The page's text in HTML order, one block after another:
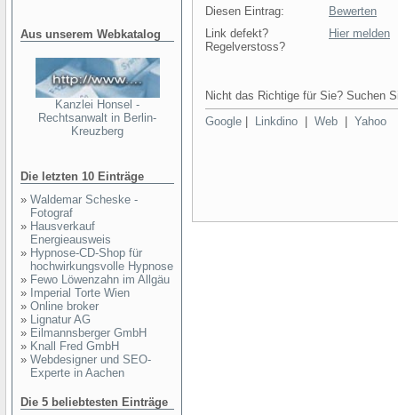
Aus unserem Webkatalog
Kanzlei Honsel -
Rechtsanwalt in Berlin-
Kreuzberg
Die letzten 10 Einträge
» Waldemar Scheske -
Fotograf
» Hausverkauf
Energieausweis
» Hypnose-CD-Shop für
hochwirkungsvolle Hypnose
» Fewo Löwenzahn im Allgäu
» Imperial Torte Wien
» Online broker
» Lignatur AG
» Eilmannsberger GmbH
» Knall Fred GmbH
» Webdesigner und SEO-
Experte in Aachen
Die 5 beliebtesten Einträge
Diesen Eintrag:
Bewerten
Link defekt?
Regelverstoss?
Hier melden
Nicht das Richtige für Sie? Suchen
Google
Linkdino Web Yahoo